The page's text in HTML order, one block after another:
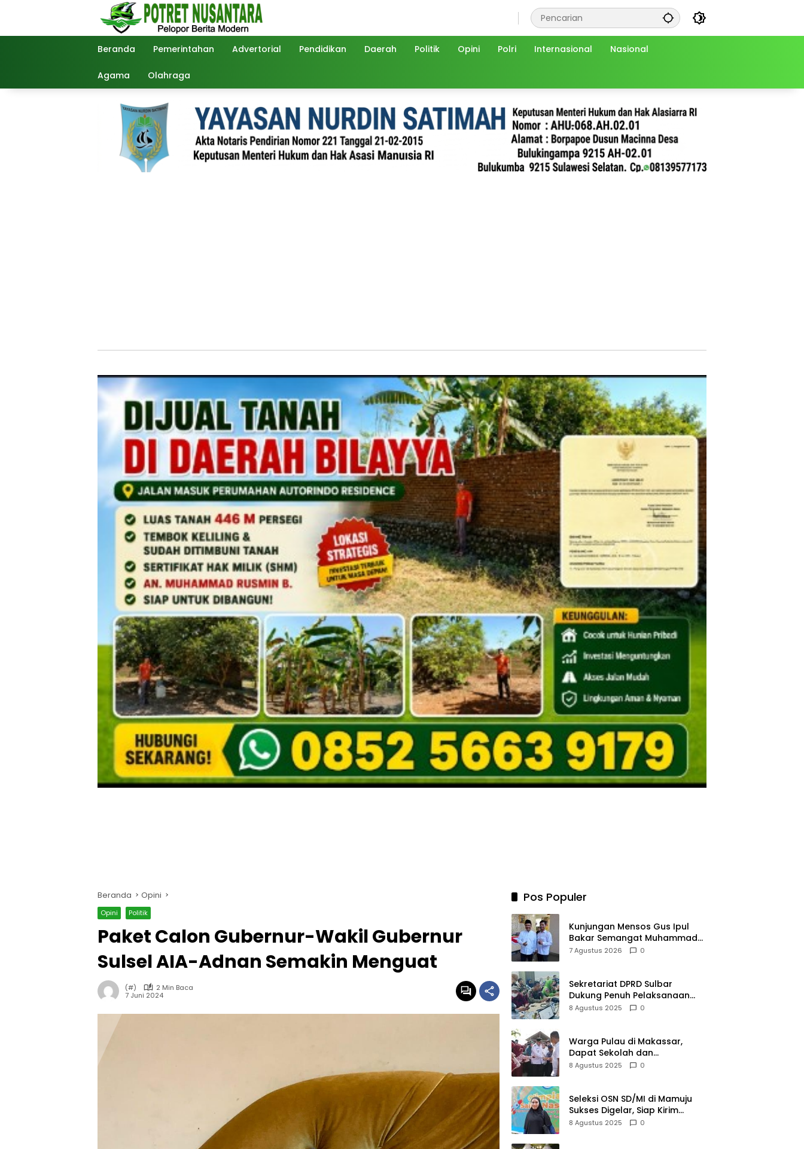
Beranda Pemerintahan Advertorial Pendidikan Daerah Politik Opini Polri Internasional Nasional
Agama Olahraga
Beranda Opini
Opini Politik
Paket Calon Gubernur-Wakil Gubernur
Sulsel AIA-Adnan Semakin Menguat
(#)
2 Min Baca
7 Juni 2024
Pos Populer
Kunjungan Mensos Gus Ipul
Bakar Semangat Muhammad
Fadhil Jangkau Anak Keluarga
7 Agustus 2026 0
Sekretariat DPRD Sulbar
Dukung Penuh Pelaksanaan
Perayaan HUT Ke-80
8 Agustus 2025 0
Warga Pulau di Makassar,
Dapat Sekolah dan
Transportasi Baru
8 Agustus 2025 0
Seleksi OSN SD/MI di Mamuju
Sukses Digelar, Siap Kirim
Perwakilan ke Tingkat Nasional
8 Agustus 2025 0